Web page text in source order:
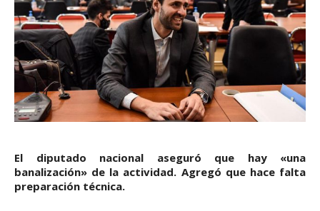
El diputado nacional aseguró que hay «una
banalización» de la actividad. Agregó que hace falta
preparación técnica.